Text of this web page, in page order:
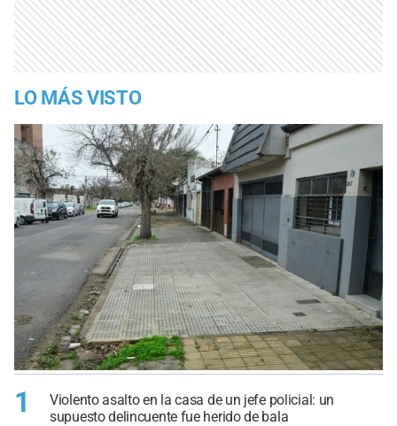
LO MÁS VISTO
1
Violento asalto en la casa de un jefe policial: un
supuesto delincuente fue herido de bala